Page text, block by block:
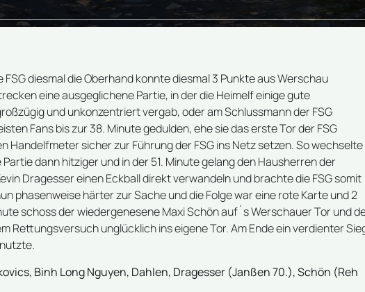
diesmal die Oberhand konnte diesmal 3 Punkte aus Werschau
eine ausgeglichene Partie, in der die Heimelf einige gute
und unkonzentriert vergab, oder am Schlussmann der FSG
Fans bis zur 38. Minute gedulden, ehe sie das erste Tor der FSG
Handelfmeter sicher zur Führung der FSG ins Netz setzen. So wechselte
dann hitziger und in der 51. Minute gelang den Hausherren der
Dragesser einen Eckball direkt verwandeln und brachte die FSG somit
phasenweise härter zur Sache und die Folge war eine rote Karte und 2
schoss der wiedergenesene Maxi Schön auf´s Werschauer Tor und
Rettungsversuch unglücklich ins eigene Tor. Am Ende ein verdienter
Binh Long Nguyen, Dahlen, Dragesser (Janßen 70.), Schön (Reh